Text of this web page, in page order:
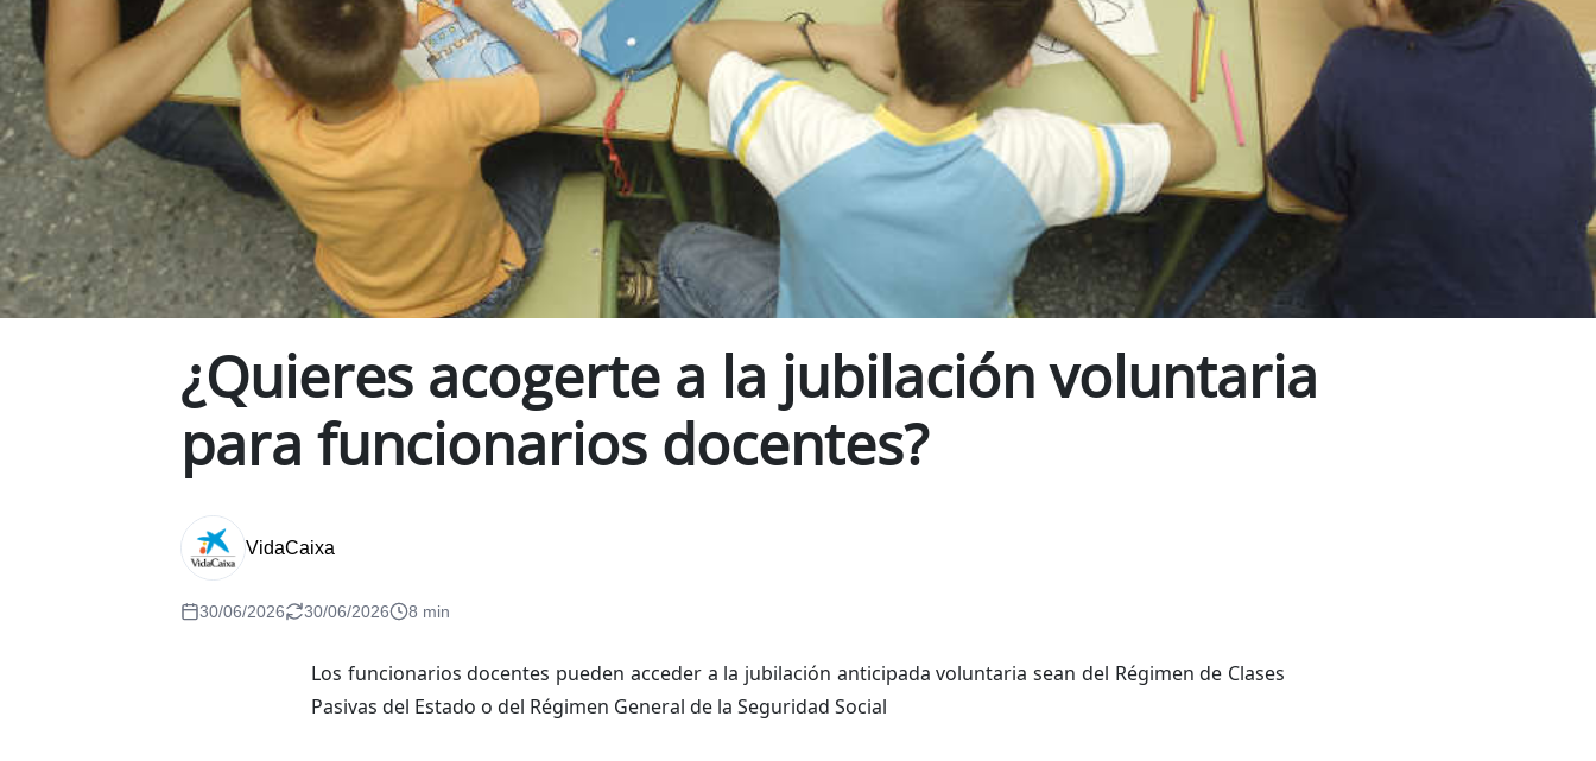
¿Quieres acogerte a la jubilación voluntaria
para funcionarios docentes?
VidaCaixa
30/06/2026 30/06/2026 8 min
Los funcionarios docentes pueden acceder a la jubilación anticipada voluntaria sean del Régimen de Clases
Pasivas del Estado o del Régimen General de la Seguridad Social